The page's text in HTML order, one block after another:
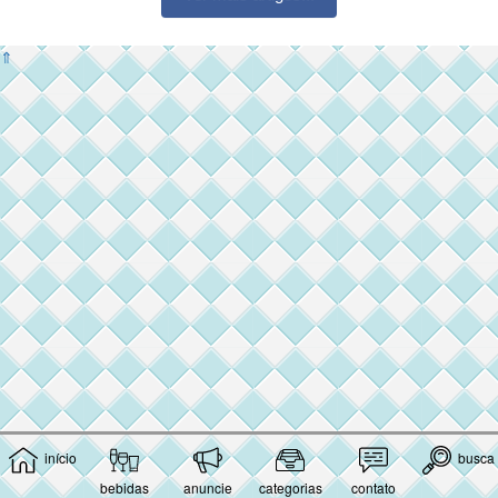
início
bebidas
anuncie categorias contato
busca
⇑